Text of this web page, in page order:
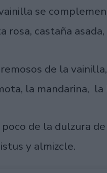
se
rosa, castaña
de la
la mandarina, la
poco de la dulzura
y almizcle.